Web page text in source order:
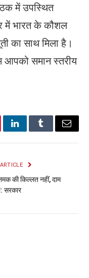
में उपस्थित
में भारत के कौशल
का साथ मिला है।
आपको समान स्तरीय
LinkedInTumblrEmail
की किल्लत नहीं, दाम
सरकार